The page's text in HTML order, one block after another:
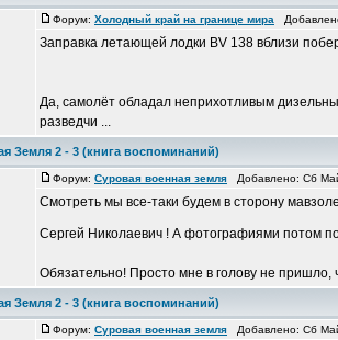
Форум: Холодный край на границе мира
Заправка летающей лодки BV 138 вблизи
Да, самолёт обладал неприхотливым
разведчи ...
Земля 2 - 3 (книга воспоминаний)
Форум: Суровая военная земля Добавлено: Сб
Смотреть мы все-таки будем в сторону
Сергей Николаевич ! А фотографиями потом
Обязательно! Просто мне в голову не пришло,
Земля 2 - 3 (книга воспоминаний)
Форум: Суровая военная земля Добавлено: Сб